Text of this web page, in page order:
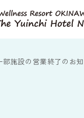
施設の営業終了のお